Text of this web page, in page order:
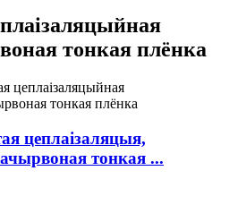
тонкая плёнка
цеплаізаляцыя,
тонкая ...